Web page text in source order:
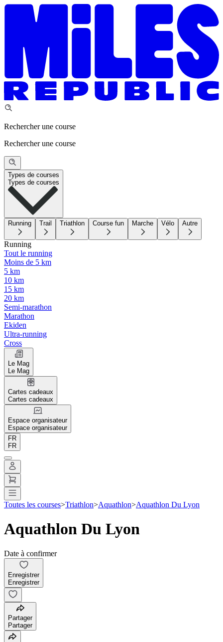
Rechercher une course
Rechercher une course
Types de courses
Types de courses
Running Trail Triathlon Course fun Marche Vélo Autre
Running
Tout le running
Moins de 5 km
5 km
10 km
15 km
20 km
Semi-marathon
Marathon
Ekiden
Ultra-running
Cross
Le Mag
Le Mag
Cartes cadeaux
Cartes cadeaux
Espace organisateur
Espace organisateur
FR
FR
Toutes les courses>Triathlon>Aquathlon>Aquathlon Du Lyon
Aquathlon Du Lyon
Date à confirmer
Enregistrer
Enregistrer
Partager
Partager